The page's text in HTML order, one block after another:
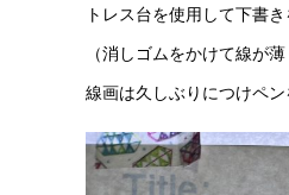
トレス台を使用して下書
（消しゴムをかけて線が
線画は久しぶりにつけペ